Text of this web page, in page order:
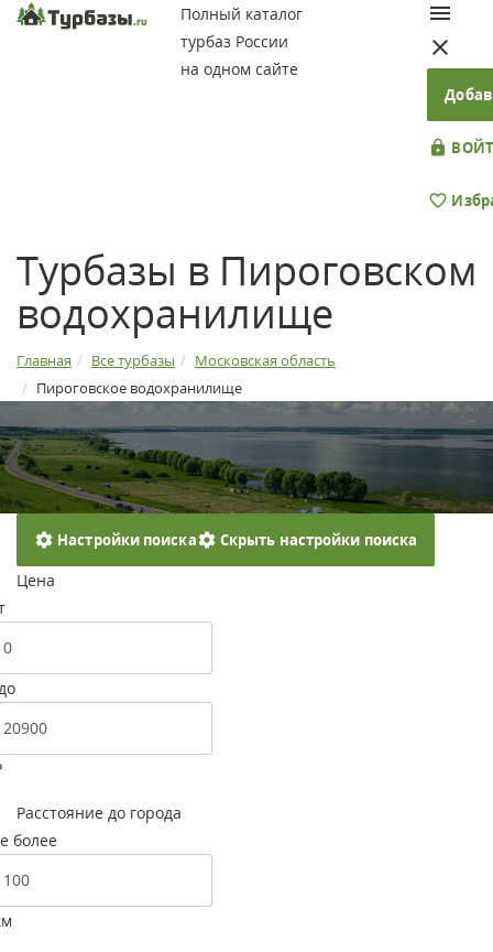
Полный каталог
турбаз России
на одном сайте
Турбазы в Пироговском
водохранилище
Главная Все турбазы
Московская область
Пироговское водохранилище
Настройки поиска Скрыть настройки поиска
Цена
Расстояние до города
более